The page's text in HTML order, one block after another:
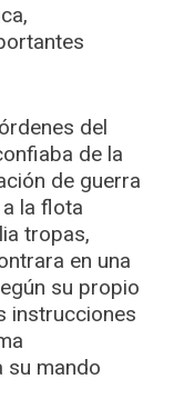
del
de la
de guerra
la flota
tropas,
en una
su propio
instrucciones
su mando